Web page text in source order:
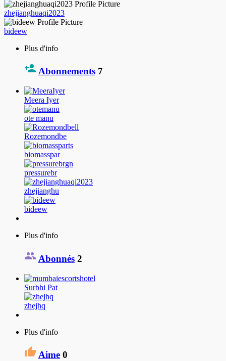
zhejianghuaqi2023
bideew
Plus d'info
Abonnements 7
Meera Iyer
ote manu
Rozemondbe
biomasspar
pressurebr
zhejianghu
bideew
Plus d'info
Abonnés 2
Surbhi Pat
zhejhq
Plus d'info
Aime 0